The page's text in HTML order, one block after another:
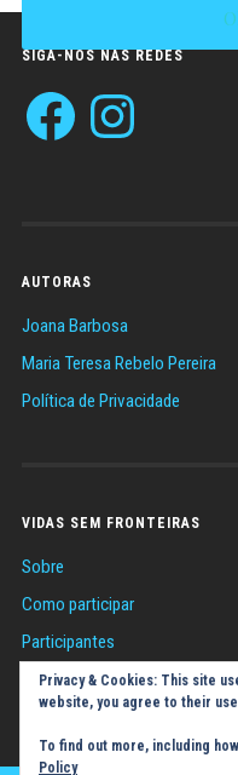
SIGA-NOS NAS REDES
Facebook Instagram
AUTORAS
Joana Barbosa
Maria Teresa Rebelo Pereira
Política de Privacidade
VIDAS SEM FRONTEIRAS
Sobre
Como participar
Participantes
Sugestões
Política de Cookies (UE)
Privacy & Cookies: This site
website, you agree to their
To find out more, including
Policy